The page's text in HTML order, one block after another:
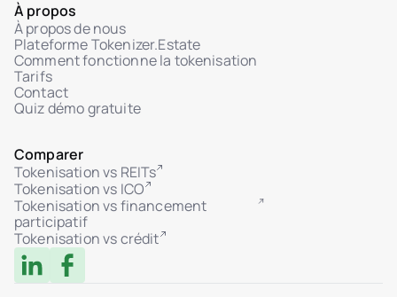
admin
À propos
À propos de nous
Plateforme Tokenizer.Estate
Comment fonctionne la tokenisation
Tarifs
Contact
Quiz démo gratuite
Comparer
Tokenisation vs REITs
Tokenisation vs ICO
Tokenisation vs financement
participatif
Tokenisation vs crédit